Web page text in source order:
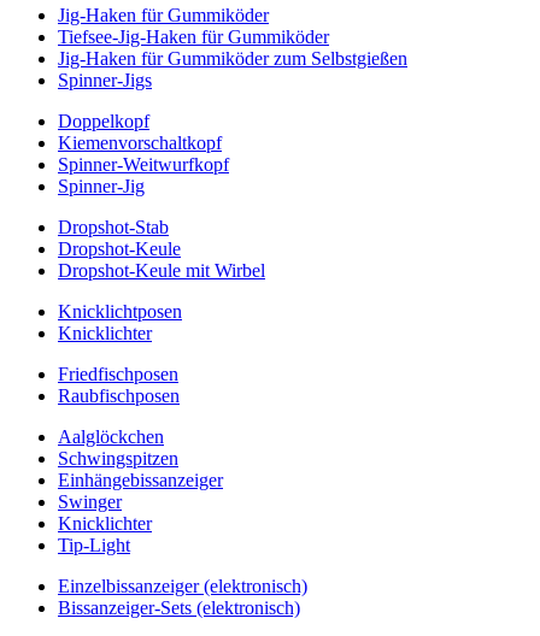
Jig-Haken für Gummiköder
Tiefsee-Jig-Haken für Gummiköder
Jig-Haken für Gummiköder zum Selbstgießen
Spinner-Jigs
Doppelkopf
Kiemenvorschaltkopf
Spinner-Weitwurfkopf
Spinner-Jig
Dropshot-Stab
Dropshot-Keule
Dropshot-Keule mit Wirbel
Knicklichtposen
Knicklichter
Friedfischposen
Raubfischposen
Aalglöckchen
Schwingspitzen
Einhängebissanzeiger
Swinger
Knicklichter
Tip-Light
Einzelbissanzeiger (elektronisch)
Bissanzeiger-Sets (elektronisch)